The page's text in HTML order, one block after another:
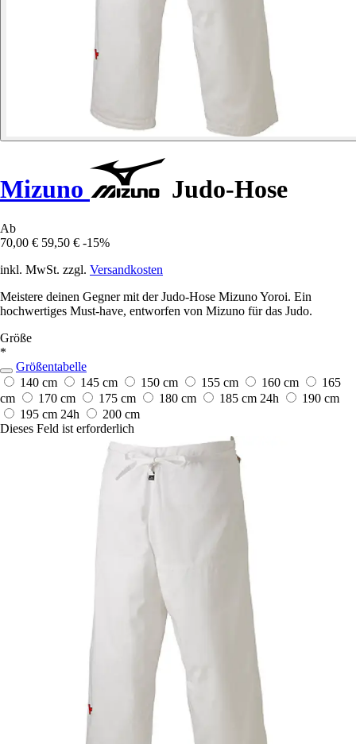
Mizuno Judo-Hose
Ab
70,00 € 59,50 € -15%
inkl. MwSt. zzgl. Versandkosten
Meistere deinen Gegner mit der Judo-Hose Mizuno Yoroi. Ein
hochwertiges Must-have, entworfen von Mizuno für das Judo.
Größe
*
Größentabelle
140 cm
145 cm 150 cm 155 cm 160 cm
165
cm
170 cm 175 cm 180 cm 185 cm 24h
190 cm
195 cm 24h
200 cm
Dieses Feld ist erforderlich